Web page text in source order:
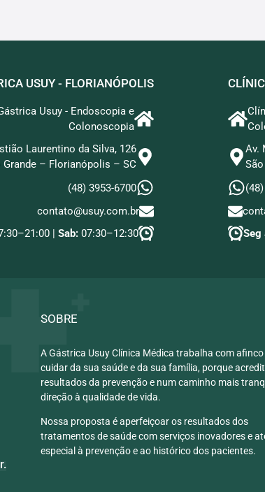
USUY - FLORIANÓPOLIS
Usuy - Endoscopia e
Colonoscopia
Laurentino da Silva, 126
Grande – Florianópolis – SC
(48) 3953-6700
contato@usuy.com.br
| Sab: 07:30–12:30
Av.
Seg
SOBRE
A Gástrica Usuy Clínica Médica trabalha com
cuidar da sua saúde e da sua família, porque
resultados da prevenção e num caminho mais
direção à qualidade de vida.
Nossa proposta é aperfeiçoar os resultados dos
tratamentos de saúde com serviços inovadores e
especial à prevenção e ao histórico dos pacientes.